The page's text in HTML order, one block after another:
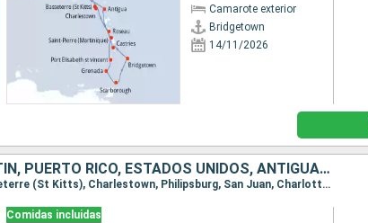
Camarote exterior
Bridgetown
14/11/2026
SANTA LUCIA, DOMINICA, SAN MARTÍN, PUERTO RICO, ESTADOS UNIDOS, ANTIGUA Y BARBUDA, FRANCIA, TRINIDAD Y TOBAGO, SAN VINCENT Y LAS GRANADINAS, BARBADOS
Itinerario : Bridgetown, Castries, Roseau, Basseterre (St Kitts), Charlestown, Philipsburg, San Juan, Charlotte Amalie, Virgin Gorda, Antigua, Gustavia, Saint-Pierre (Martinique), Port Elisabeth st vincent, Scarborough, Mayreau, Bridgetown
Comidas incluidas